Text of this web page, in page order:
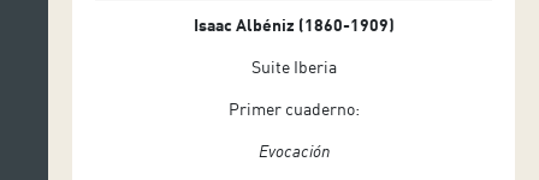
Isaac Albéniz (1860-1909)
Suite Iberia
Primer cuaderno:
Evocación